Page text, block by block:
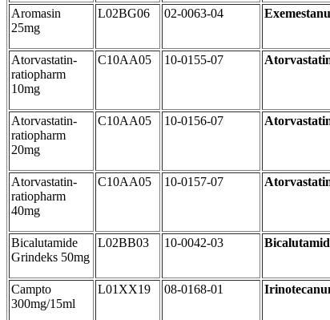
Aromasin
25mg
L02BG06 02-0063-04
Atorvastatin-
ratiopharm
10mg
C10AA05 10-0155-07
Atorvastatin-
ratiopharm
20mg
C10AA05 10-0156-07
Atorvastatin-
ratiopharm
40mg
C10AA05 10-0157-07
Bicalutamide
Grindeks 50mg
L02BB03 10-0042-03
Campto
300mg/15ml
L01XX19 08-0168-01